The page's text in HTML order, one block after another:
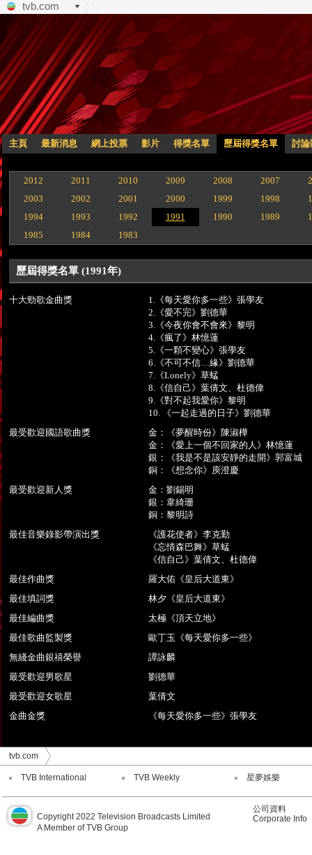
tvb.com
主頁 最新消息 網上投票 影片 得獎名單 歷屆得獎名單 討論
2012 2011 2010 2009 2008 2007
2003
2002 2001 2000 1999 1998
1994
1993 1992 1991 1990 1989
1985
1984 1983
歷屆得獎名單 (1991年)
十大勁歌金曲獎
1.《每天愛你多一些》張學友
2.《愛不完》劉德華
3.《今夜你會不會來》黎明
4.《瘋了》林憶蓮
5.《一顆不變心》張學友
6.《不可不信…緣》劉德華
7.《Lonely》草蜢
8.《信自己》葉倩文、杜德偉
9.《對不起我愛你》黎明
10. 《一起走過的日子》劉德華
最受歡迎國語歌曲獎
金：《夢醒時份》陳淑樺
金：《愛上一個不回家的人》林憶蓮
銀：《我是不是該安靜的走開》郭富城
銅：《想念你》庾澄慶
最受歡迎新人獎
金：劉錫明
銀：韋綺珊
銅：黎明詩
最佳音樂錄影帶演出獎
《護花使者》李克勤
《忘情森巴舞》草蜢
《信自己》葉倩文、杜德偉
最佳作曲獎
羅大佑《皇后大道東》
最佳填詞獎
林夕《皇后大道東》
最佳編曲獎
太極《頂天立地》
最佳歌曲監製獎
歐丁玉《每天愛你多一些》
無綫金曲銀禧榮譽
譚詠麟
最受歡迎男歌星
劉德華
最受歡迎女歌星
葉倩文
金曲金獎
《每天愛你多一些》張學友
tvb.com
TVB International TVB Weekly 星夢娛樂
Copyright 2022 Television Broadcasts Limited
A Member of TVB Group
公司資料
Corporate Info